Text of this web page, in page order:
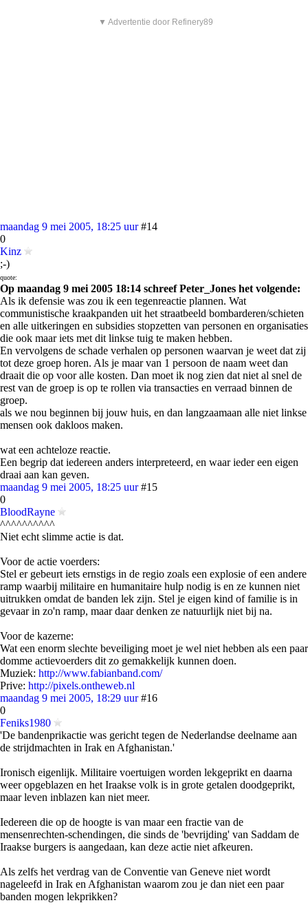
▼ Advertentie door Refinery89
maandag 9 mei 2005, 18:25 uur #14
0
Kinz
;-)
quote:
Op maandag 9 mei 2005 18:14 schreef Peter_Jones het volgende:
Als ik defensie was zou ik een tegenreactie plannen. Wat
communistische kraakpanden uit het straatbeeld bombarderen/schieten
en alle uitkeringen en subsidies stopzetten van personen en organisaties
die ook maar iets met dit linkse tuig te maken hebben.
En vervolgens de schade verhalen op personen waarvan je weet dat zij
tot deze groep horen. Als je maar van 1 persoon de naam weet dan
draait die op voor alle kosten. Dan moet ik nog zien dat niet al snel de
rest van de groep is op te rollen via transacties en verraad binnen de
groep.
als we nou beginnen bij jouw huis, en dan langzaamaan alle niet linkse
mensen ook dakloos maken.
wat een achteloze reactie.
Een begrip dat iedereen anders interpreteerd, en waar ieder een eigen
draai aan kan geven.
maandag 9 mei 2005, 18:25 uur #15
0
BloodRayne
^^^^^^^^^^
Niet echt slimme actie is dat.
Voor de actie voerders:
Stel er gebeurt iets ernstigs in de regio zoals een explosie of een andere
ramp waarbij militaire en humanitaire hulp nodig is en ze kunnen niet
uitrukken omdat de banden lek zijn. Stel je eigen kind of familie is in
gevaar in zo'n ramp, maar daar denken ze natuurlijk niet bij na.
Voor de kazerne:
Wat een enorm slechte beveiliging moet je wel niet hebben als een paar
domme actievoerders dit zo gemakkelijk kunnen doen.
Muziek: http://www.fabianband.com/
Prive: http://pixels.ontheweb.nl
maandag 9 mei 2005, 18:29 uur #16
0
Feniks1980
'De bandenprikactie was gericht tegen de Nederlandse deelname aan
de strijdmachten in Irak en Afghanistan.'
Ironisch eigenlijk. Militaire voertuigen worden lekgeprikt en daarna
weer opgeblazen en het Iraakse volk is in grote getalen doodgeprikt,
maar leven inblazen kan niet meer.
Iedereen die op de hoogte is van maar een fractie van de
mensenrechten-schendingen, die sinds de 'bevrijding' van Saddam de
Iraakse burgers is aangedaan, kan deze actie niet afkeuren.
Als zelfs het verdrag van de Conventie van Geneve niet wordt
nageleefd in Irak en Afghanistan waarom zou je dan niet een paar
banden mogen lekprikken?